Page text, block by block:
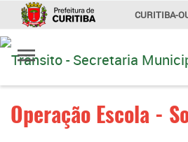
CURITIBA-
Ir
para
conteúdo
Operação Escola -